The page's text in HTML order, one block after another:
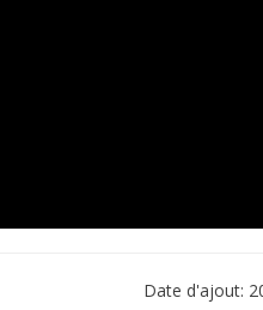
Date d'ajout: